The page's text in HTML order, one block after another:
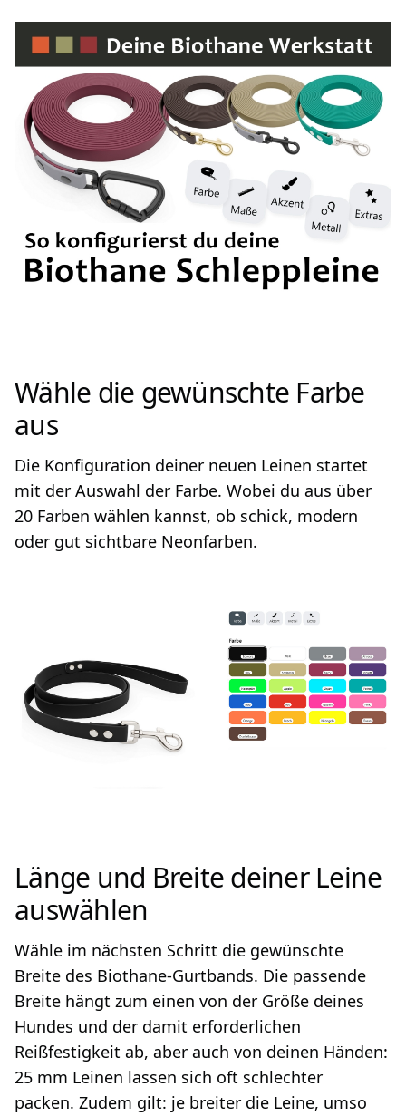
Wähle die gewünschte Farbe
aus
Die Konfiguration deiner neuen Leinen startet
mit der Auswahl der Farbe. Wobei du aus über
20 Farben wählen kannst, ob schick, modern
oder gut sichtbare Neonfarben.
Länge und Breite deiner Leine
auswählen
Wähle im nächsten Schritt die gewünschte
Breite des Biothane-Gurtbands. Die passende
Breite hängt zum einen von der Größe deines
Hundes und der damit erforderlichen
Reißfestigkeit ab, aber auch von deinen Händen:
25 mm Leinen lassen sich oft schlechter
packen. Zudem gilt: je breiter die Leine, umso